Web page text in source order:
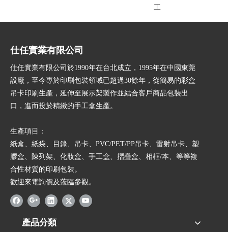
工
仕任實業有限公司
仕任實業有限公司於1990年在台北成立，1995年在中國東莞
設廠，至今專於印刷包裝領域已超過30餘年，從簡易的彩盒
吊卡印刷生產，延伸至展示架製作並結合客戶商品包裝出
口，進而投於精緻的手工盒生產。
生產項目：
紙盒、紙袋、目錄、吊卡、PVC/PET/PP吊卡、雷射吊卡、塑
膠盒、陳列架、化妝盒、手工盒、摺疊盒、相框/本、等等複
合性材質的印刷包裝。
歡迎來電詢價及蒞臨參觀。
產品分類